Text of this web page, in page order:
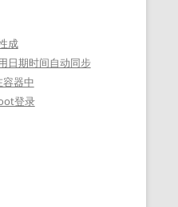
成
日期时间自动同步
器中
登录